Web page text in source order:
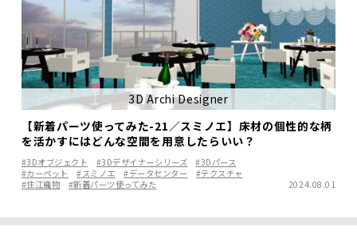
3D Archi Designer
【新着パーツ使ってみた-21／スミノエ】床材の個性的な柄
を活かすにはどんな空間を用意したらいい？
#3Dオブジェクト #3Dデザイナーシリーズ
#3Dパース
#カーペット
#スミノエ #データセンター
#テクスチャ
#住江織物
#新着パーツ使ってみた 2024.08.01